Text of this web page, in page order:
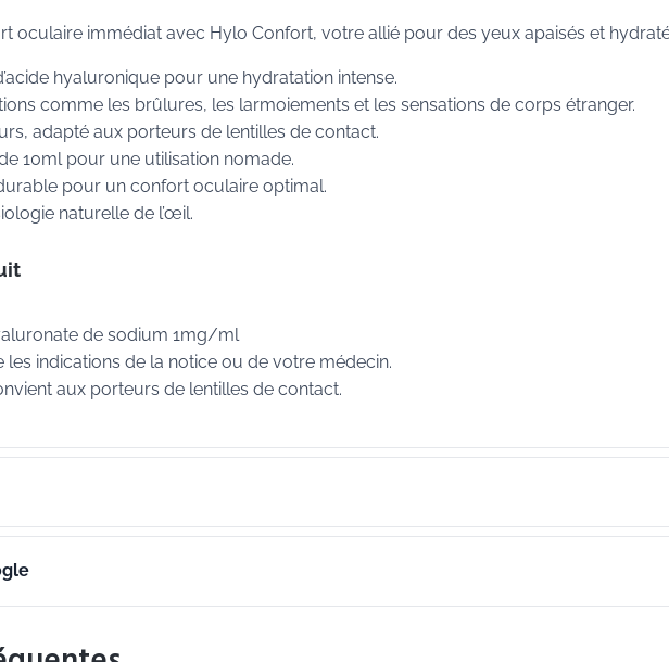
oculaire immédiat avec Hylo Confort, votre allié pour des yeux apaisés et
hyaluronique pour une hydratation intense.
comme les brûlures, les larmoiements et les sensations de corps étranger.
adapté aux porteurs de lentilles de contact.
10ml pour une utilisation nomade.
pour un confort oculaire optimal.
naturelle de l’œil.
de sodium 1mg/ml
les indications de la notice ou de votre médecin.
aux porteurs de lentilles de contact.